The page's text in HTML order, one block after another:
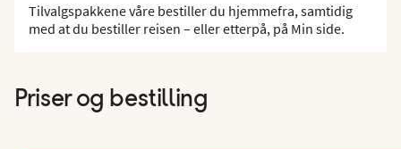
Tilvalgspakkene våre bestiller du hjemmefra, samtidig
med at du bestiller reisen – eller etterpå, på Min side.
Priser og bestilling